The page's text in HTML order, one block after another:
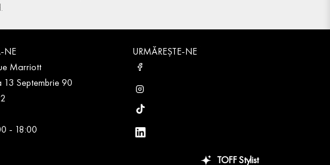
NE
Marriott
13 Septembrie 90
- 18:00
URMĂREȘTE-NE
TOFF Stylist